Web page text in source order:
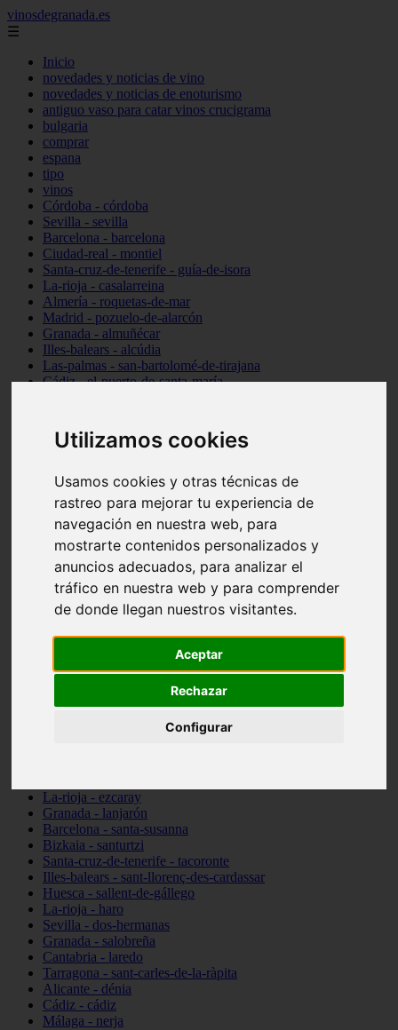
Utilizamos cookies
Usamos cookies y otras técnicas de
rastreo para mejorar tu experiencia de
navegación en nuestra web, para
mostrarte contenidos personalizados y
anuncios adecuados, para analizar el
tráfico en nuestra web y para comprender
de donde llegan nuestros visitantes.
Aceptar
Rechazar
Configurar
vinosdegranada.es
☰
Inicio
novedades y noticias de vino
novedades y noticias de enoturismo
antiguo vaso para catar vinos crucigrama
bulgaria
comprar
espana
tipo
vinos
Córdoba - córdoba
Sevilla - sevilla
Barcelona - barcelona
Ciudad-real - montiel
Santa-cruz-de-tenerife - guía-de-isora
La-rioja - casalarreina
Almería - roquetas-de-mar
Madrid - pozuelo-de-alarcón
Granada - almuñécar
Illes-balears - alcúdia
Las-palmas - san-bartolomé-de-tirajana
Cádiz - el-puerto-de-santa-maría
Santa-cruz-de-tenerife - los-llanos-de-aridane
Cantabria - suances
Granada - monachil
Huesca - isábena
Huesca - alquézar
Huesca - castejón-de-sos
Sevilla - marinaleda
Córdoba - almedinilla
Navarra - zangoza
Cantabria - arenas-de-iguña
Barcelona - la-pobla-de-lillet
Las-palmas - yaiza
Valladolid - fuensaldaña
La-rioja - ezcaray
Granada - lanjarón
Barcelona - santa-susanna
Bizkaia - santurtzi
Santa-cruz-de-tenerife - tacoronte
Illes-balears - sant-llorenç-des-cardassar
Huesca - sallent-de-gállego
La-rioja - haro
Sevilla - dos-hermanas
Granada - salobreña
Cantabria - laredo
Tarragona - sant-carles-de-la-ràpita
Alicante - dénia
Cádiz - cádiz
Málaga - nerja